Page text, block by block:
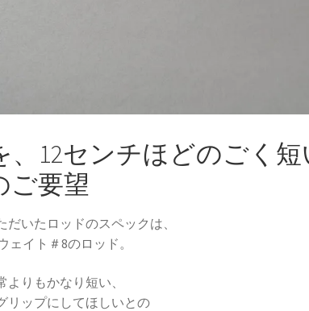
、12センチほどのごく
ご要望
だいたロッドのスペックは、
ェイト＃8のロッド。
りもかなり短い、
リップにしてほしいとの